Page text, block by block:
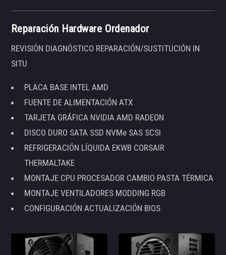
Reparación Hardware Ordenador
REVISIÓN DIAGNÓSTICO REPARACIÓN/SUSTITUCIÓN IN
SITU
PLACA BASE INTEL AMD
FUENTE DE ALIMENTACIÓN ATX
TARJETA GRÁFICA NVIDIA AMD RADEON
DISCO DURO SATA SSD NVMe SAS SCSI
REFRIGERACIÓN LÍQUIDA EKWB CORSAIR
THERMALTAKE
MONTAJE CPU PROCESADOR CAMBIO PASTA TÉRMICA
MONTAJE VENTILADORES MODDING RGB
CONFIGURACIÓN ACTUALIZACIÓN BIOS